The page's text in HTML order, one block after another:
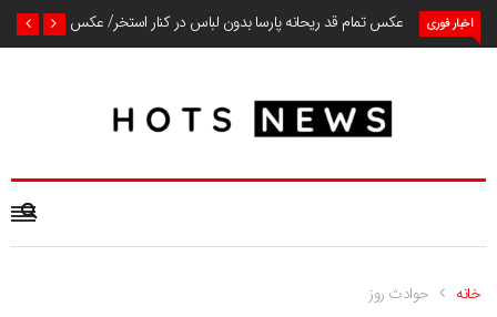
اخبار فوری عکس تمام قد ریحانه پارسا بدون لباس در کنار استخر/ عکس
خانه حوادث روز